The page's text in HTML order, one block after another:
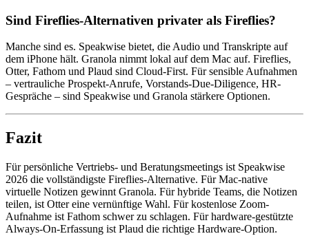
Sind Fireflies-Alternativen privater als Fireflies?
Manche sind es. Speakwise bietet, die Audio und Transkripte auf
dem iPhone hält. Granola nimmt lokal auf dem Mac auf. Fireflies,
Otter, Fathom und Plaud sind Cloud-First. Für sensible Aufnahmen
– vertrauliche Prospekt-Anrufe, Vorstands-Due-Diligence, HR-
Gespräche – sind Speakwise und Granola stärkere Optionen.
Fazit
Für persönliche Vertriebs- und Beratungsmeetings ist Speakwise
2026 die vollständigste Fireflies-Alternative. Für Mac-native
virtuelle Notizen gewinnt Granola. Für hybride Teams, die Notizen
teilen, ist Otter eine vernünftige Wahl. Für kostenlose Zoom-
Aufnahme ist Fathom schwer zu schlagen. Für hardware-gestützte
Always-On-Erfassung ist Plaud die richtige Hardware-Option.